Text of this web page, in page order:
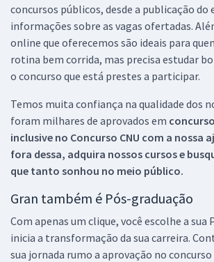
concursos públicos, desde a publicação do
informações sobre as vagas ofertadas.
online que oferecemos são ideais para
rotina bem corrida, mas precisa estudar
o concurso que está prestes a participar.
Temos muita confiança na qualidade dos
foram milhares de aprovados em
inclusive no Concurso CNU com a nossa
fora dessa, adquira nossos cursos e
que tanto sonhou no meio público.
Gran também é Pós-graduação
Com apenas um clique, você escolhe a sua
inicia a transformação da sua carreira.
sua jornada rumo a aprovação no